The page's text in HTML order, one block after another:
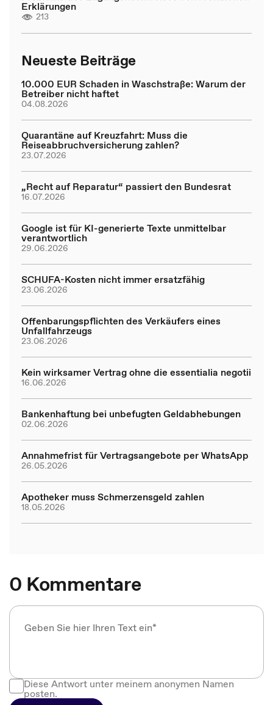
Erklärungen
213
Neueste Beiträge
10.000 EUR Schaden in Waschstraße: Warum der
Betreiber nicht haftet
04.08.2026
Quarantäne auf Kreuzfahrt: Muss die
Reiseabbruchversicherung zahlen?
23.07.2026
„Recht auf Reparatur“ passiert den Bundesrat
16.07.2026
Google ist für KI-generierte Texte unmittelbar
verantwortlich
29.06.2026
SCHUFA-Kosten nicht immer ersatzfähig
23.06.2026
Offenbarungspflichten des Verkäufers eines
Unfallfahrzeugs
23.06.2026
Kein wirksamer Vertrag ohne die essentialia negotii
16.06.2026
Bankenhaftung bei unbefugten Geldabhebungen
02.06.2026
Annahmefrist für Vertragsangebote per WhatsApp
26.05.2026
Apotheker muss Schmerzensgeld zahlen
18.05.2026
0 Kommentare
Diese Antwort unter meinem anonymen Namen
posten.